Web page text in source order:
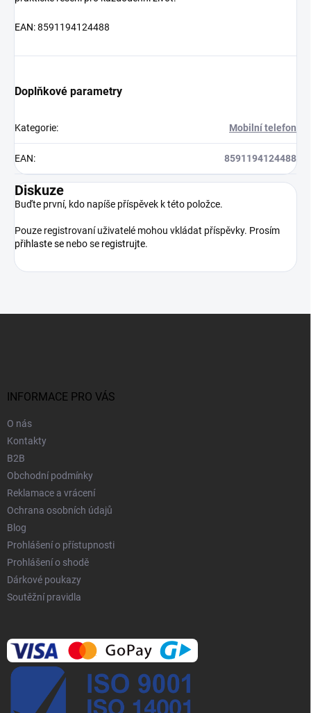
EAN:8591194124488
Doplňkové parametry
Kategorie: Mobilní telefon
EAN: 8591194124488
Diskuze
Buďte první, kdo napíše příspěvek k této položce.
Pouze registrovaní uživatelé mohou vkládat příspěvky. Prosím
přihlaste se nebo se registrujte.
INFORMACE PRO VÁS
O nás
Kontakty
B2B
Obchodní podmínky
Reklamace a vrácení
Ochrana osobních údajů
Blog
Prohlášení o přístupnosti
Prohlášení o shodě
Dárkové poukazy
Soutěžní pravidla